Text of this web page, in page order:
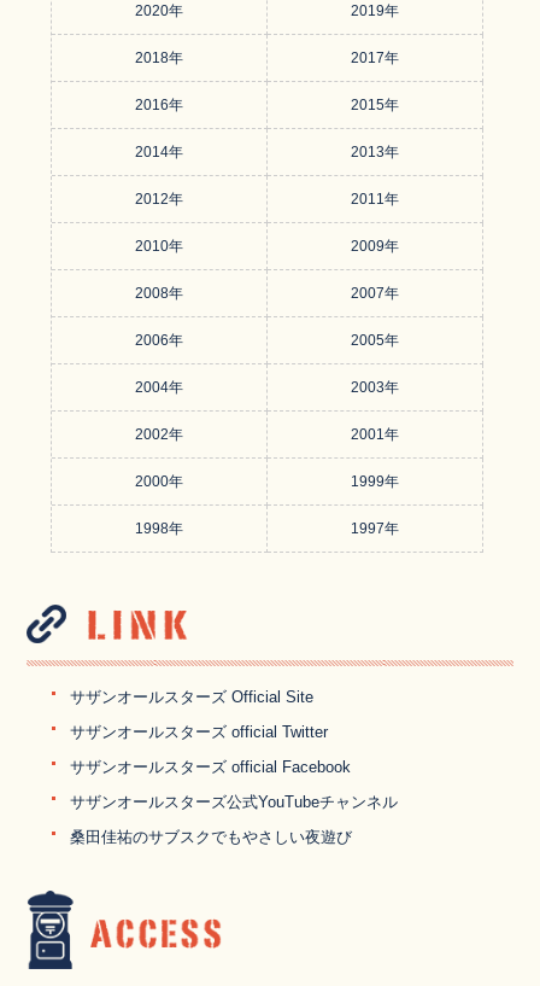
2020年 2019年
2018年 2017年
2016年 2015年
2014年 2013年
2012年 2011年
2010年 2009年
2008年 2007年
2006年 2005年
2004年 2003年
2002年 2001年
2000年 1999年
1998年 1997年
サザンオールスターズ Official Site
サザンオールスターズ official Twitter
サザンオールスターズ official Facebook
サザンオールスターズ公式YouTubeチャンネル
桑田佳祐のサブスクでもやさしい夜遊び